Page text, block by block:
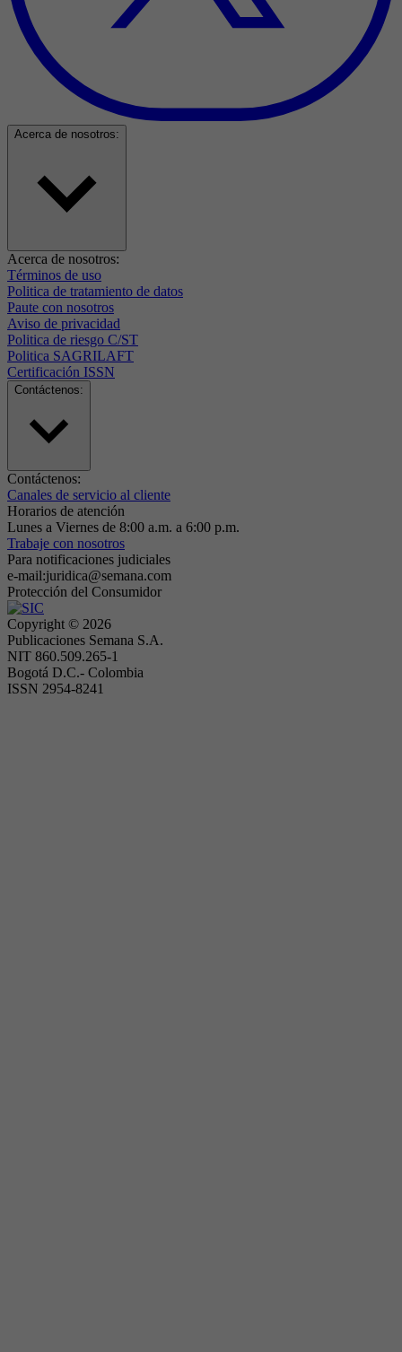
Acerca de nosotros:
Acerca de nosotros:
Términos de uso
Politica de tratamiento de datos
Paute con nosotros
Aviso de privacidad
Politica de riesgo C/ST
Politica SAGRILAFT
Certificación ISSN
Contáctenos:
Contáctenos:
Canales de servicio al cliente
Horarios de atención
Lunes a Viernes de 8:00 a.m. a 6:00 p.m.
Trabaje con nosotros
Para notificaciones judiciales
e-mail:juridica@semana.com
Protección del Consumidor
Copyright © 2026
Publicaciones Semana S.A.
NIT 860.509.265-1
Bogotá D.C.- Colombia
ISSN 2954-8241